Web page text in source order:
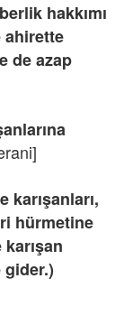
hakkımı
ahirette
de azap
karışanları,
hürmetine
gider.)